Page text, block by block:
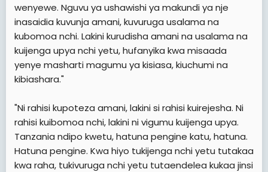
wenyewe. Nguvu ya ushawishi ya makundi ya nje
inasaidia kuvunja amani, kuvuruga usalama na
kubomoa nchi. Lakini kurudisha amani na usalama na
kuijenga upya nchi yetu, hufanyika kwa misaada
yenye masharti magumu ya kisiasa, kiuchumi na
kibiashara."
"Ni rahisi kupoteza amani, lakini si rahisi kuirejesha. Ni
rahisi kuibomoa nchi, lakini ni vigumu kuijenga upya.
Tanzania ndipo kwetu, hatuna pengine katu, hatuna.
Hatuna pengine. Kwa hiyo tukijenga nchi yetu tutakaa
kwa raha, tukivuruga nchi yetu tutaendelea kukaa jinsi